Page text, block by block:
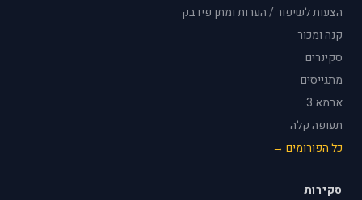
הצעות לשיפור / הערות ומתן פידבק
קנה ומכור
סקינרים
מתגייסים
ארמא 3
תעופה קלה
כל הפורומים →
סקירות